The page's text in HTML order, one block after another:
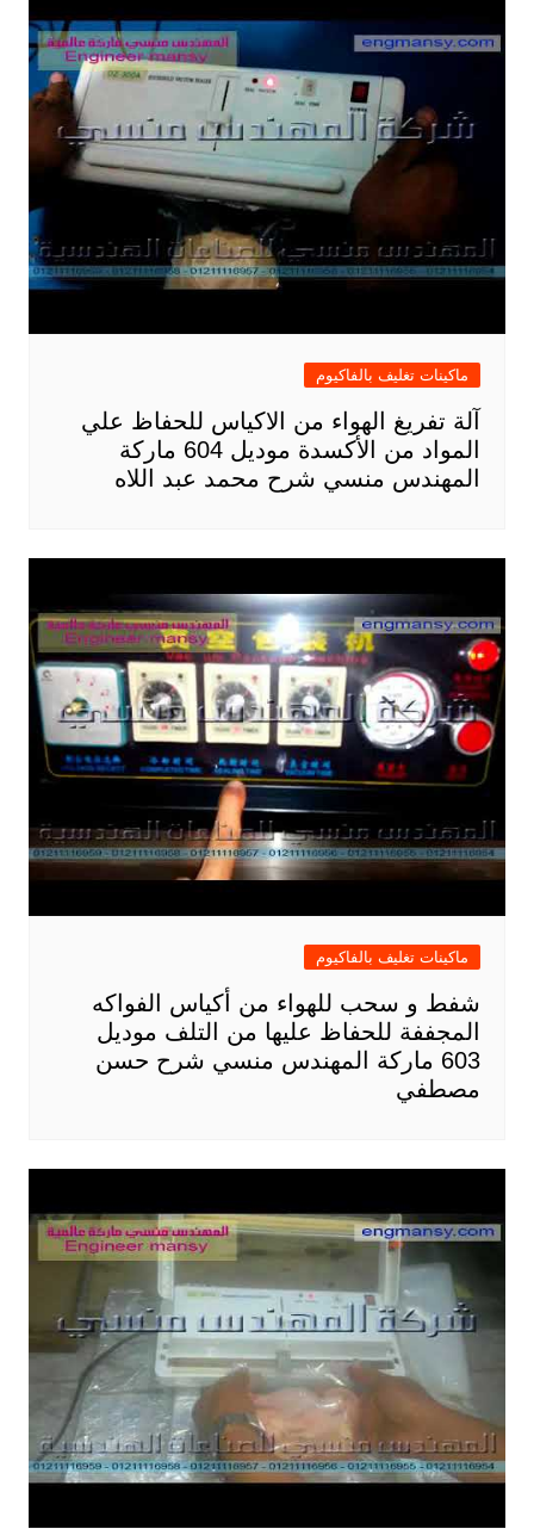
ماكينات تغليف بالفاكيوم
آلة تفريغ الهواء من الاكياس للحفاظ علي
المواد من الأكسدة موديل 604 ماركة
المهندس منسي شرح محمد عبد اللاه
ماكينات تغليف بالفاكيوم
شفط و سحب للهواء من أكياس الفواكه
المجففة للحفاظ عليها من التلف موديل
603 ماركة المهندس منسي شرح حسن
مصطفي